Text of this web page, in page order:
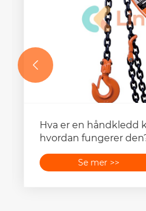
Hva er en håndkledd
hvordan fungerer
Se mer >>
